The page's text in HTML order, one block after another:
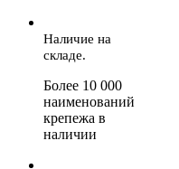
Наличие на
складе.
Более 10 000
наименований
крепежа в
наличии